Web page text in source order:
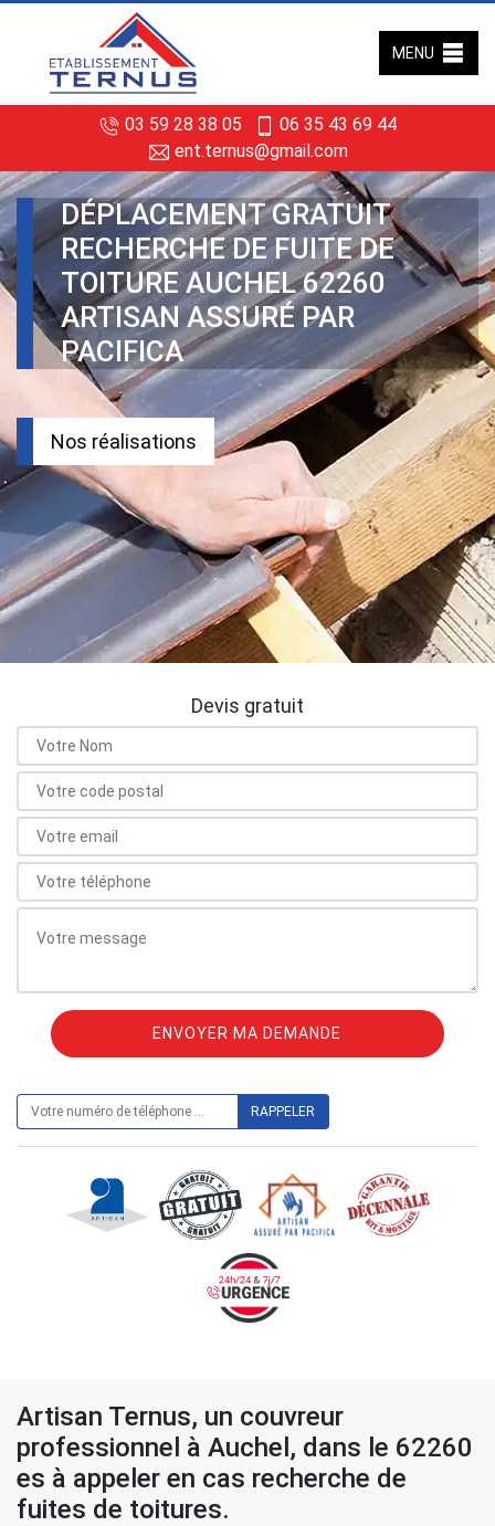
03 59 28 38 05
06 35 43 69 44
ent.ternus@gmail.com
MENU
DÉPLACEMENT GRATUIT
RECHERCHE DE FUITE DE
TOITURE AUCHEL 62260
ARTISAN ASSURÉ PAR
PACIFICA
Nos réalisations
Devis gratuit
Artisan Ternus, un couvreur
professionnel à Auchel, dans le 62260
es à appeler en cas recherche de
fuites de toitures.